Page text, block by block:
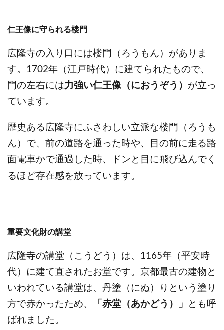
仁王像に守られる楼門
広隆寺の入り口には楼門（ろうもん）がありま
す。1702年（江戸時代）に建てられたもので、
門の左右には力強い仁王像（におうぞう） が立っ
ています。
歴史ある広隆寺にふさわしい立派な楼門（ろうも
ん）で、前の道路を通った時や、目の前に走る路
面電車かで通過した時、ドンと目に飛び込んでく
るほど存在感を放っています。
重要文化財の講堂
広隆寺の講堂（こうどう）は、1165年（平安時
代）に建て直されたお堂です。京都最古の建物と
いわれている講堂は、丹塗（にぬ）りという塗り
方で赤かったため、
「赤堂（あかどう）」
とも呼
ばれました。